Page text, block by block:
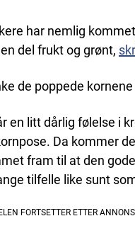
har nemlig
del frukt og grønt,
de poppede
en litt dårlig følelse i
Da kommer
fram til at den
tilfelle like sunt